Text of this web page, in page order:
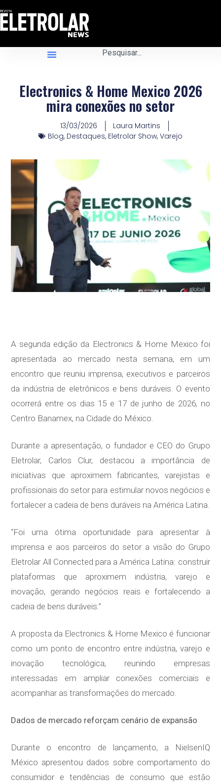
Electronics & Home Mexico 2026
mira conexões no setor
13/03/2026
Laura Martins
Blog, Destaques, Eletrolar Show, Varejo
A segunda edição da Electronics & Home Mexico foi
apresentada ao mercado nesta semana, em um
encontro que reuniu imprensa, executivos e parceiros
da indústria de eletrônicos e bens duráveis. O evento
ocorrerá entre os dias 15 e 17 de junho de 2026, no
Centro Banamex, na Cidade do México.
Durante a apresentação, o fundador e CEO do Grupo
Eletrolar, Carlos Clur, destacou a importância de
iniciativas que aproximem fabricantes, varejistas e
profissionais do setor para estimular novos negócios e
fortalecer a cadeia de bens duráveis na América Latina.
“Foi uma ótima oportunidade para apresentar à
imprensa e aos parceiros do setor a visão do Grupo
Eletrolar All Connected para a América Latina: construir
plataformas que aproximem indústria, varejo e
inovação, gerando negócios reais e fortalecendo a
cadeia de bens duráveis.”
A proposta da Electronics & Home Mexico é funcionar
como um ponto de encontro entre indústria, varejo e
inovação tecnológica, reunindo empresas
interessadas em ampliar conexões comerciais e
acompanhar as transformações do mercado.
Dados de mercado reforçam cenário de expansão
Durante o encontro de lançamento, a NielsenIQ
México apresentou dados sobre comportamento do
consumidor e tendências de consumo que estão